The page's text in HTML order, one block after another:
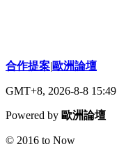
合作提案|歐洲論壇
GMT+8, 2026-8-8 15:49
Powered by 歐洲論壇
© 2016 to Now